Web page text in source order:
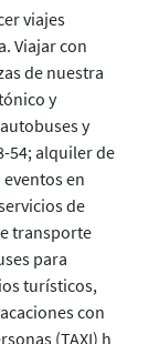
viajes
Viajar con
de nuestra
y
y
54; alquiler de
en
de
transporte
para
turísticos,
con
(TAXI) h